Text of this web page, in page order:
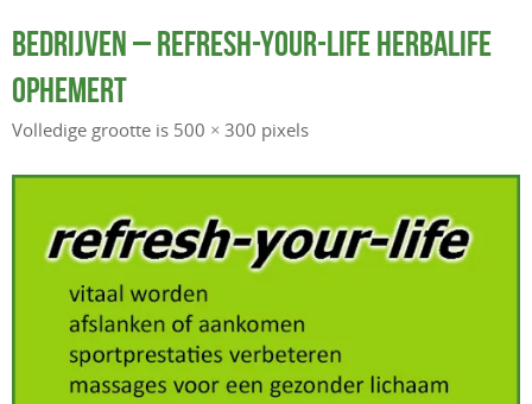
BEDRIJVEN – REFRESH-YOUR-LIFE HERBALIFE
OPHEMERT
Volledige grootte is 500 × 300 pixels